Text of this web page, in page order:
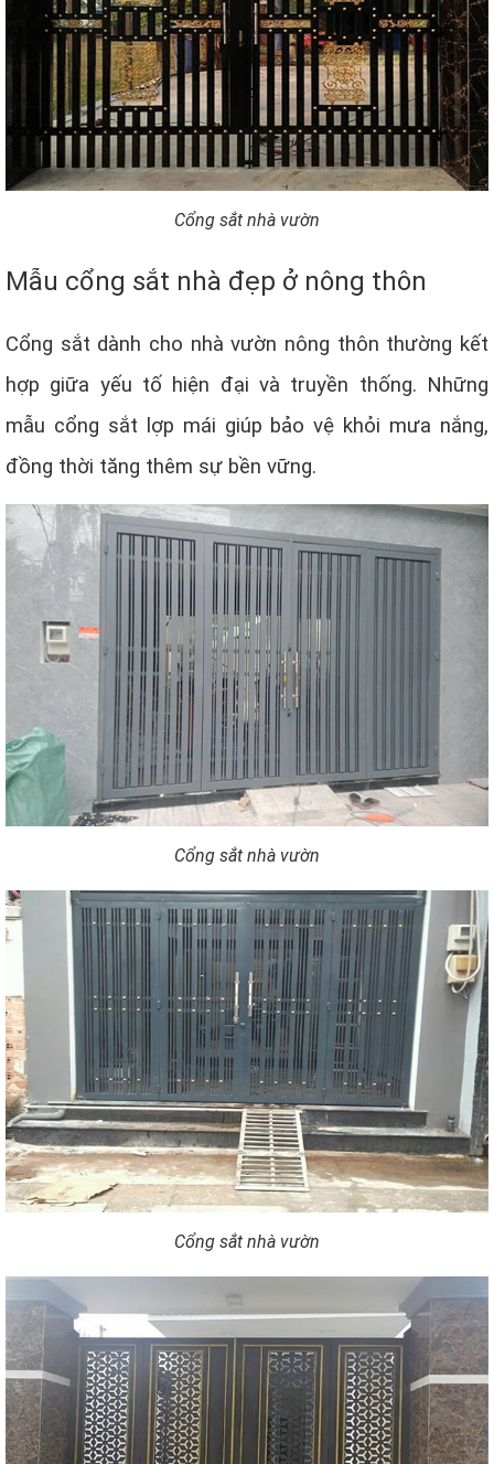
Cổng sắt nhà vườn
Mẫu cổng sắt nhà đẹp ở nông thôn
Cổng sắt dành cho nhà vườn nông thôn thường kết
hợp giữa yếu tố hiện đại và truyền thống. Những
mẫu cổng sắt lợp mái giúp bảo vệ khỏi mưa nắng,
đồng thời tăng thêm sự bền vững.
Cổng sắt nhà vườn
Cổng sắt nhà vườn